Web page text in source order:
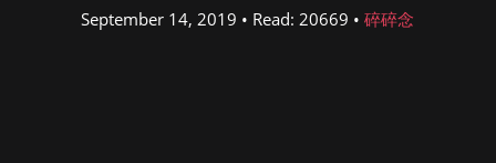
September 14, 2019 • Read: 20669 • 碎碎念